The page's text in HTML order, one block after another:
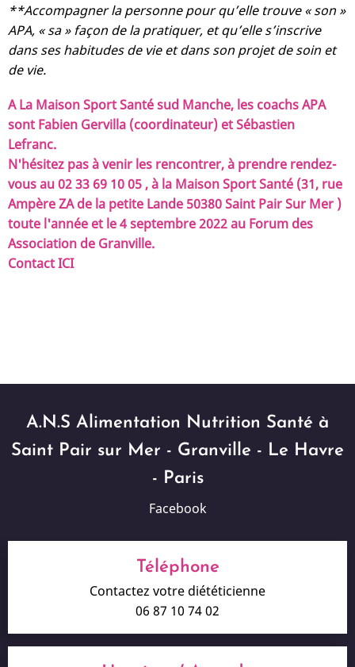
**Accompagner la personne pour qu’elle trouve « son »
APA, « sa » façon de la pratiquer, et qu’elle s’inscrive
dans ses habitudes de vie et dans son projet de soin et
de vie.
A La Maison Sport Santé sud Manche, les coachs APA
sont Fabien Gervilla (coordinateur) et Sébastien
Lefranc.
N'hésitez pas à venir les rencontrer, à prendre rendez-
vous au 02 33 69 10 05 , à la Maison Sport Santé (31, rue
Ampère ZA de la petite Lande 50380 Saint Pair Sur Mer )
toute l'année et le 4 septembre 2022 au Forum des
Association de Granville.
Contact ICI
A.N.S Alimentation Nutrition Santé à
Saint Pair sur Mer - Granville - Le Havre
- Paris
Facebook
Téléphone
Contactez votre diététicienne
06 87 10 74 02